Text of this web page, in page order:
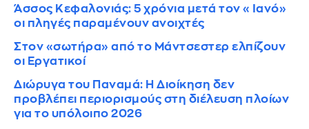
Άσσος Κεφαλονιάς: 5 χρόνια μετά τον «Ιανό»
οι πληγές παραμένουν ανοιχτές
Στον «σωτήρα» από το Μάντσεστερ ελπίζουν
οι Εργατικοί
Διώρυγα του Παναμά: Η Διοίκηση δεν
προβλέπει περιορισμούς στη διέλευση πλοίων
για το υπόλοιπο 2026